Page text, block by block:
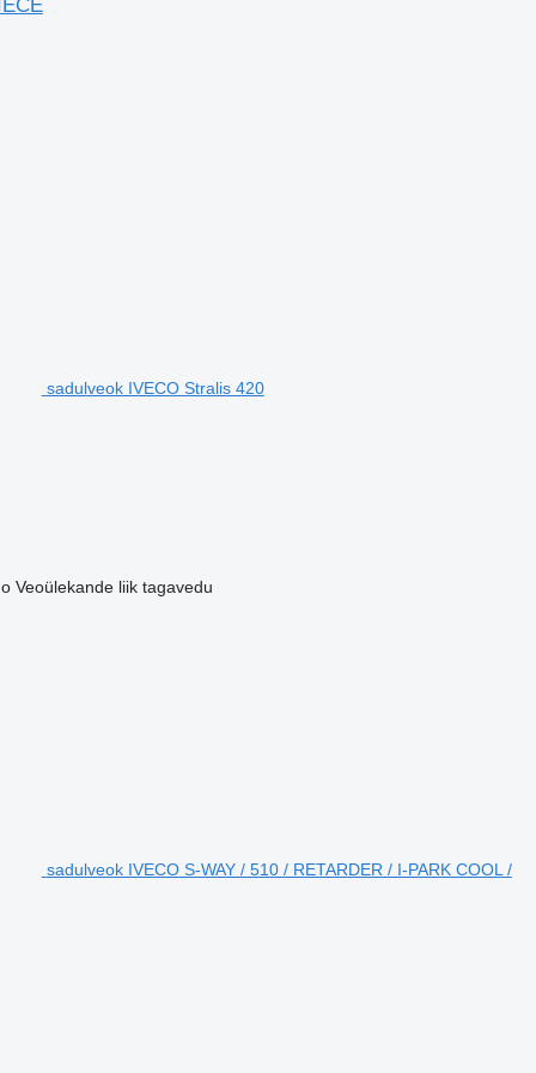
sadulveok IVECO Stralis 420
Veoülekande liik tagavedu
sadulveok IVECO S-WAY / 510 / RETARDER / I-PARK COOL /